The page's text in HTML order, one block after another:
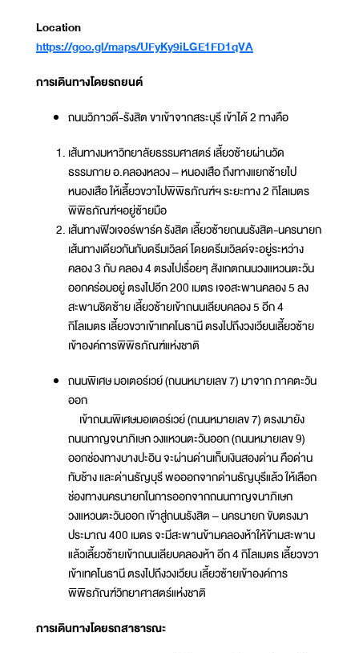
Location
https://goo.gl/maps/UFyKy9iLGE1FD1qVA
การเดินทางโดยรถยนต์
ถนนวิภาวดี-รังสิต ขาเข้าจากสระบุรี เข้าได้ 2 ทางคือ
เส้นทางมหาวิทยาลัยธรรมศาสตร์ เลี้ยวซ้ายผ่านวัด
ธรรมกาย อ.คลองหลวง – หนองเสือ ถึงทางแยกซ้ายไป
หนองเสือ ให้เลี้ยวขวาไปพิพิธภัณฑ์ฯ ระยะทาง 2 กิโลเมตร
พิพิธภัณฑ์ฯอยู่ซ้ายมือ
เส้นทางฟิวเจอร์พาร์ค รังสิต เลี้ยวซ้ายถนนรังสิต-นครนายก
เส้นทางเดียวกันกับดรีมเวิลด์ โดยดรีมเวิลด์จะอยู่ระหว่าง
คลอง 3 กับ คลอง 4 ตรงไปเรื่อยๆ สังเกตถนนวงแหวนตะวัน
ออกคร่อมอยู่ ตรงไปอีก 200 เมตร เจอสะพานคลอง 5 ลง
สะพานชิดซ้าย เลี้ยวซ้ายเข้าถนนเลียบคลอง 5 อีก 4
กิโลเมตร เลี้ยวขวาเข้าเทคโนธานี ตรงไปถึงวงเวียนเลี้ยวซ้าย
เข้าองค์การพิพิธภัณฑ์แห่งชาติ
ถนนพิเศษ มอเตอร์เวย์ (ถนนหมายเลข 7) มาจาก ภาคตะวัน
ออก
เข้าถนนพิเศษมอเตอร์เวย์ (ถนนหมายเลข 7) ตรงมายัง
ถนนกาญจนาภิเษก วงแหวนตะวันออก (ถนนหมายเลข 9)
ออกช่องทางบางปะอิน จะผ่านด่านเก็บเงินสองด่าน คือด่าน
ทับช้าง และด่านธัญบุรี พอออกจากด่านธัญบุรีแล้ว ให้เลือก
ช่องทางนครนายกในการออกจากถนนกาญจนาภิเษก
วงแหวนตะวันออก เข้าสู่ถนนรังสิต – นครนายก ขับตรงมา
ประมาณ 400 เมตร จะมีสะพานข้ามคลองห้าให้ข้ามสะพาน
แล้วเลี้ยวซ้ายเข้าถนนเลียบคลองห้า อีก 4 กิโลเมตร เลี้ยวขวา
เข้าเทคโนธานี ตรงไปถึงวงเวียน เลี้ยวซ้ายเข้าองค์การ
พิพิธภัณฑ์วิทยาศาสตร์แห่งชาติ
การเดินทางโดยรถสาธารณะ